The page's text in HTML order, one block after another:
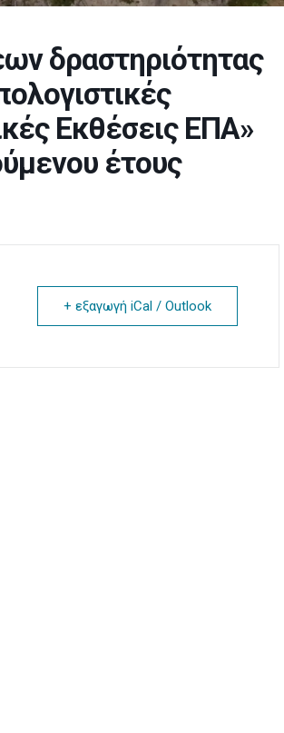
δραστηριότητας
Εκθέσεις ΕΠΑ»
έτους
+ εξαγωγή iCal / Outlook